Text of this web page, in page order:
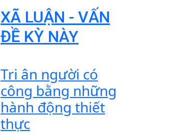
XÃ LUẬN - VẤN
ĐỀ KỲ NÀY
Tri ân người có
công bằng những
hành động thiết
thực